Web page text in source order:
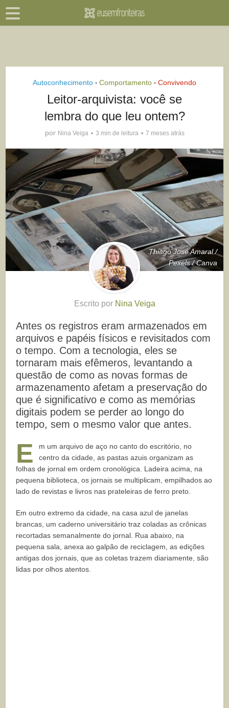
Autoconhecimento • Comportamento • Convivendo
Leitor-arquivista: você se
lembra do que leu ontem?
por Nina Veiga 3 min de leitura 7 meses atrás
Thiago José Amaral /
Pexels / Canva
Escrito por Nina Veiga
Antes os registros eram armazenados em
arquivos e papéis físicos e revisitados com
o tempo. Com a tecnologia, eles se
tornaram mais efêmeros, levantando a
questão de como as novas formas de
armazenamento afetam a preservação do
que é significativo e como as memórias
digitais podem se perder ao longo do
tempo, sem o mesmo valor que antes.
E
m um arquivo de aço no canto do escritório, no
centro da cidade, as pastas azuis organizam as
folhas de jornal em ordem cronológica. Ladeira acima, na
pequena biblioteca, os jornais se multiplicam, empilhados ao
lado de revistas e livros nas prateleiras de ferro preto.
Em outro extremo da cidade, na casa azul de janelas
brancas, um caderno universitário traz coladas as crônicas
recortadas semanalmente do jornal. Rua abaixo, na
pequena sala, anexa ao galpão de reciclagem, as edições
antigas dos jornais, que as coletas trazem diariamente, são
lidas por olhos atentos.